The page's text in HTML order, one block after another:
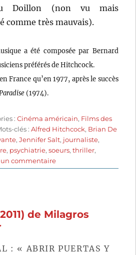
Doillon (non vu mais
comme très mauvais).
a été composée par Bernard
préférés de Hitchcock.
France qu’en 1977, après le succès
(1974).
:Cinéma américain, Films des
clés :Alfred Hitchcock, Brian De
,Jennifer Salt, journaliste,
, psychiatrie,soeurs,thriller,
un commentairesur
Soeurs
de
Palma
de Milagros
: « ABRIR PUERTAS Y